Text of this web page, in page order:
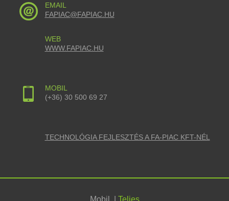
EMAIL
FAPIAC@FAPIAC.HU
WEB
WWW.FAPIAC.HU
MOBIL
(+36) 30 500 69 27
TECHNOLÓGIA FEJLESZTÉS A FA-PIAC KFT-NÉL
Mobil Teljes